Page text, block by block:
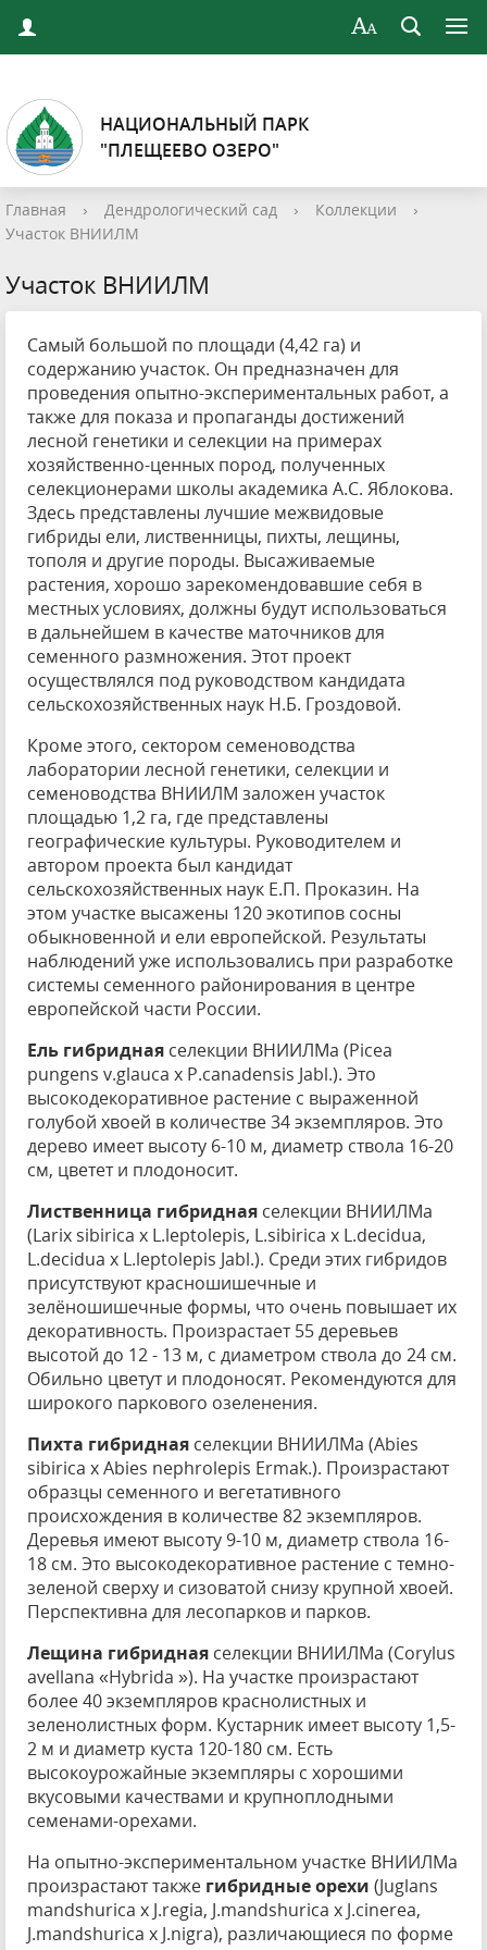
НАЦИОНАЛЬНЫЙ ПАРК
"ПЛЕЩЕЕВО ОЗЕРО"
Главная › Дендрологический сад › Коллекции
›
Участок ВНИИЛМ
Участок ВНИИЛМ
Самый большой по площади (4,42 га) и
содержанию участок. Он предназначен для
проведения опытно-экспериментальных работ, а
также для показа и пропаганды достижений
лесной генетики и селекции на примерах
хозяйственно-ценных пород, полученных
селекционерами школы академика А.С. Яблокова.
Здесь представлены лучшие межвидовые
гибриды ели, лиственницы, пихты, лещины,
тополя и другие породы. Высаживаемые
растения, хорошо зарекомендовавшие себя в
местных условиях, должны будут использоваться
в дальнейшем в качестве маточников для
семенного размножения. Этот проект
осуществлялся под руководством кандидата
сельскохозяйственных наук Н.Б. Гроздовой.
Кроме этого, сектором семеноводства
лаборатории лесной генетики, селекции и
семеноводства ВНИИЛМ заложен участок
площадью 1,2 га, где представлены
географические культуры. Руководителем и
автором проекта был кандидат
сельскохозяйственных наук Е.П. Проказин. На
этом участке высажены 120 экотипов сосны
обыкновенной и ели европейской. Результаты
наблюдений уже использовались при разработке
системы семенного районирования в центре
европейской части России.
Ель гибридная селекции ВНИИЛМа (Picea
pungens v.glauca x P.canadensis Jabl.). Это
высокодекоративное растение с выраженной
голубой хвоей в количестве 34 экземпляров. Это
дерево имеет высоту 6-10 м, диаметр ствола 16-20
см, цветет и плодоносит.
Лиственница гибридная селекции ВНИИЛМа
(Larix sibirica x L.leptolepis, L.sibirica x L.decidua,
L.decidua x L.leptolepis Jabl.). Среди этих гибридов
присутствуют красношишечные и
зелёношишечные формы, что очень повышает их
декоративность. Произрастает 55 деревьев
высотой до 12 - 13 м, с диаметром ствола до 24 см.
Обильно цветут и плодоносят. Рекомендуются для
широкого паркового озеленения.
Пихта гибридная селекции ВНИИЛМа (Abies
sibirica x Abies nephrolepis Ermak.). Произрастают
образцы семенного и вегетативного
происхождения в количестве 82 экземпляров.
Деревья имеют высоту 9-10 м, диаметр ствола 16-
18 см. Это высокодекоративное растение с темно-
зеленой сверху и сизоватой снизу крупной хвоей.
Перспективна для лесопарков и парков.
Лещина гибридная селекции ВНИИЛМа (Corylus
avellana «Hybrida »). На участке произрастают
более 40 экземпляров краснолистных и
зеленолистных форм. Кустарник имеет высоту 1,5-
2 м и диаметр куста 120-180 см. Есть
высокоурожайные экземпляры с хорошими
вкусовыми качествами и крупноплодными
семенами-орехами.
На опытно-экспериментальном участке ВНИИЛМа
произрастают также гибридные орехи (Juglans
mandshurica x J.regia, J.mandshurica x J.cinerea,
J.mandshurica x J.nigra), различающиеся по форме